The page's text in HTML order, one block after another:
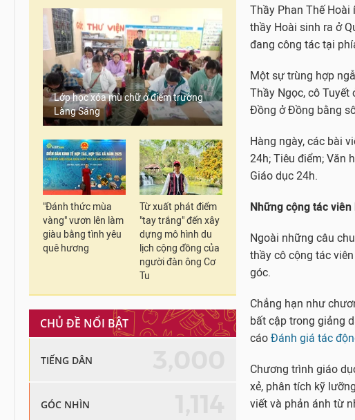
Lớp học xóa mù chữ ở điểm trường
Làng Sáng
"Đánh thức mùa
vàng" vươn lên làm
giàu bằng tình yêu
quê hương
Từ xuất phát điểm
"tay trắng" đến xây
dựng mô hình du
lịch cộng đồng của
người đàn ông Cơ
Tu
CHỦ ĐỀ NỔI BẬT
TIẾNG DÂN
GÓC NHÌN
Thầy Phan Thế
thầy Hoài sinh ra ở
đang công tác tại
Một sự trùng hợp
Thầy Ngọc, cô Tuyết
Đồng ở Đồng bằng
Hàng ngày, các bài
24h; Tiêu điểm; Văn
Giáo dục 24h.
Những cộng tác
Ngoài những câu
thầy cô cộng tác
góc.
Chẳng hạn như
bất cập trong giảng
cáo Đánh giá tác
Chương trình giáo
xẻ, phân tích kỹ
viết và phản ánh từ